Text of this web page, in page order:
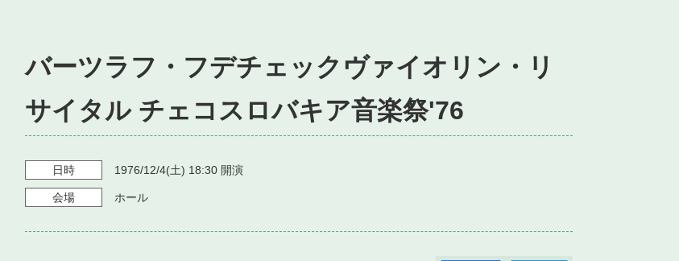
バーツラフ・フデチェックヴァイオリン・リ
サイタル チェコスロバキア音楽祭'76
日時 1976/12/4(土) 18:30 開演
会場 ホール